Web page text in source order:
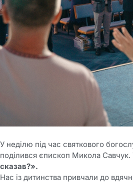
У неділю під час святкового
поділився єпископ Микола Савчук.
сказав?».
Нас із дитинства привчали до